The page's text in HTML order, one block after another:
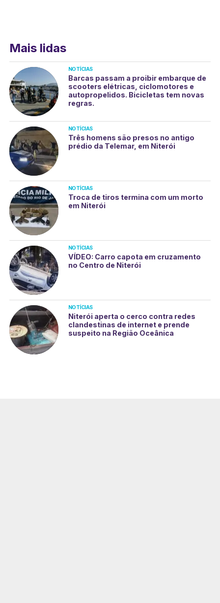
Mais lidas
NOTÍCIAS
Barcas passam a proibir embarque de
scooters elétricas, ciclomotores e
autopropelidos. Bicicletas tem novas
regras.
NOTÍCIAS
Três homens são presos no antigo
prédio da Telemar, em Niterói
NOTÍCIAS
Troca de tiros termina com um morto
em Niterói
NOTÍCIAS
VÍDEO: Carro capota em cruzamento
no Centro de Niterói
NOTÍCIAS
Niterói aperta o cerco contra redes
clandestinas de internet e prende
suspeito na Região Oceânica